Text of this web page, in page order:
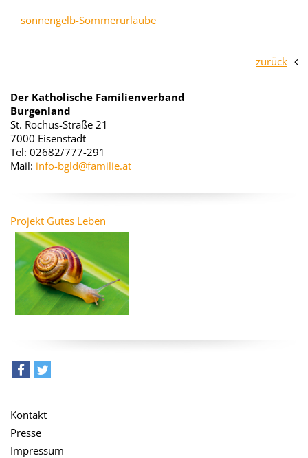
sonnengelb-Sommerurlaube
zurück
Der Katholische Familienverband
Burgenland
St. Rochus-Straße 21
7000 Eisenstadt
Tel: 02682/777-291
Mail: info-bgld@familie.at
Projekt Gutes Leben
Kontakt
Presse
Impressum